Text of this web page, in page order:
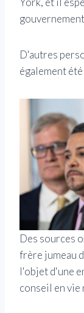
D'autres
également
Des sources
frère jumeau
l'objet d'une
conseil en vie